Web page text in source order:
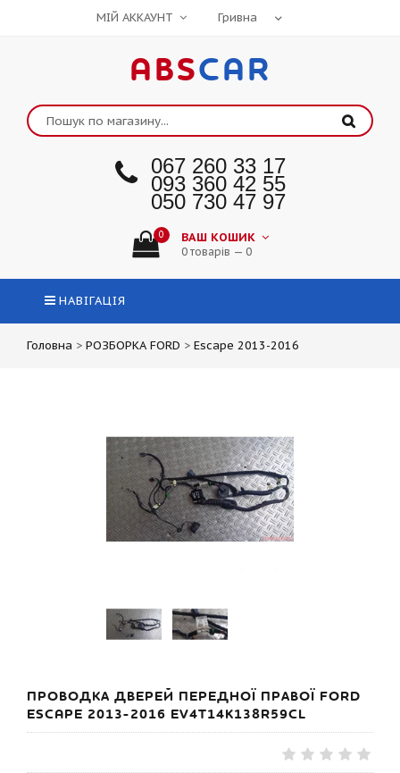
МІЙ АККАУНТ
ABSCAR
067 260 33 17
093 360 42 55
050 730 47 97
0 ВАШ КОШИК
0 товарів — 0
НАВІГАЦІЯ
Головна > РОЗБОРКА FORD > Escape 2013-2016
ПРОВОДКА ДВЕРЕЙ ПЕРЕДНОЇ ПРАВОЇ FORD
ESCAPE 2013-2016 EV4T14K138R59CL